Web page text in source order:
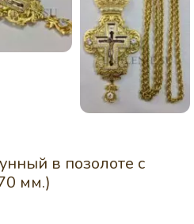
в позолоте с
мм.)